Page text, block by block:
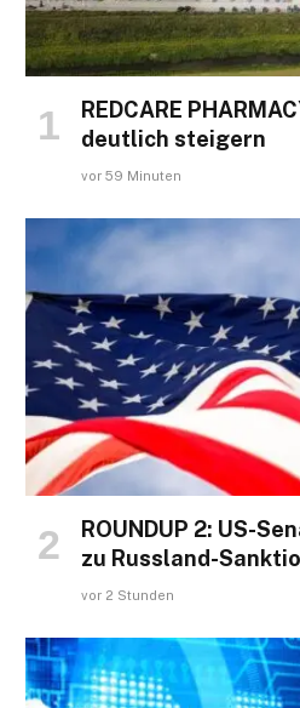
REDCARE
deutlich steigern
vor 59 Minuten
ROUNDUP 2: US-
zu Russland-
vor 2 Stunden